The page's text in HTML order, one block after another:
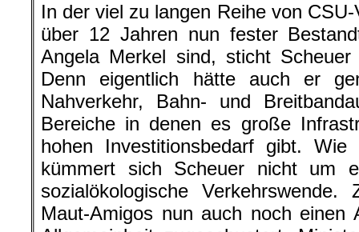
In der viel zu langen Reihe von
über 12 Jahren nun fester
Angela Merkel sind, sticht
Denn eigentlich hätte auch er
Nahverkehr, Bahn- und
Bereiche in denen es große
hohen Investitionsbedarf gibt. Wie
kümmert sich Scheuer nicht um
sozialökologische
Maut-Amigos nun auch noch einen